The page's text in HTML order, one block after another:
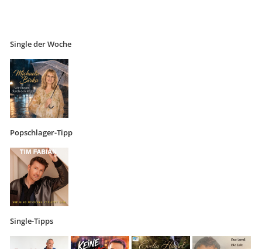
Single der Woche
Popschlager-Tipp
Single-Tipps